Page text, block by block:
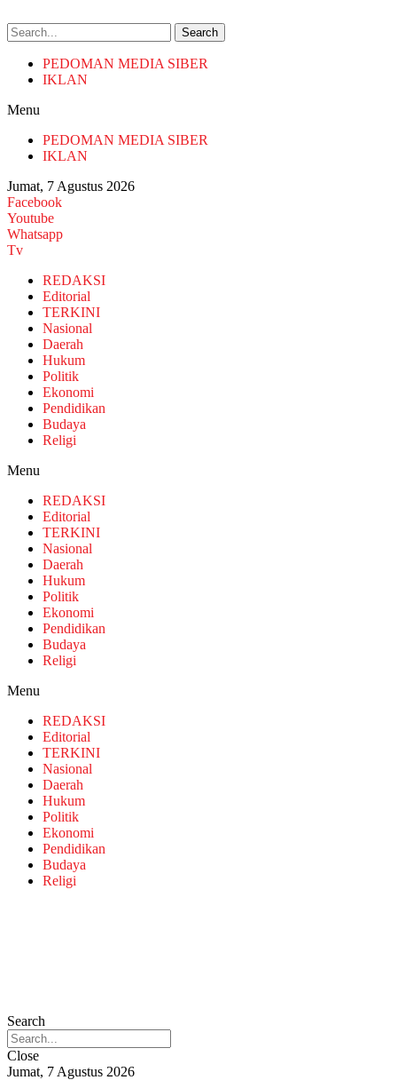
Search
PEDOMAN MEDIA SIBER
IKLAN
Menu
PEDOMAN MEDIA SIBER
IKLAN
Jumat, 7 Agustus 2026
Facebook
Youtube
Whatsapp
Tv
REDAKSI
Editorial
TERKINI
Nasional
Daerah
Hukum
Politik
Ekonomi
Pendidikan
Budaya
Religi
Menu
REDAKSI
Editorial
TERKINI
Nasional
Daerah
Hukum
Politik
Ekonomi
Pendidikan
Budaya
Religi
Menu
REDAKSI
Editorial
TERKINI
Nasional
Daerah
Hukum
Politik
Ekonomi
Pendidikan
Budaya
Religi
Search
Close
Jumat, 7 Agustus 2026